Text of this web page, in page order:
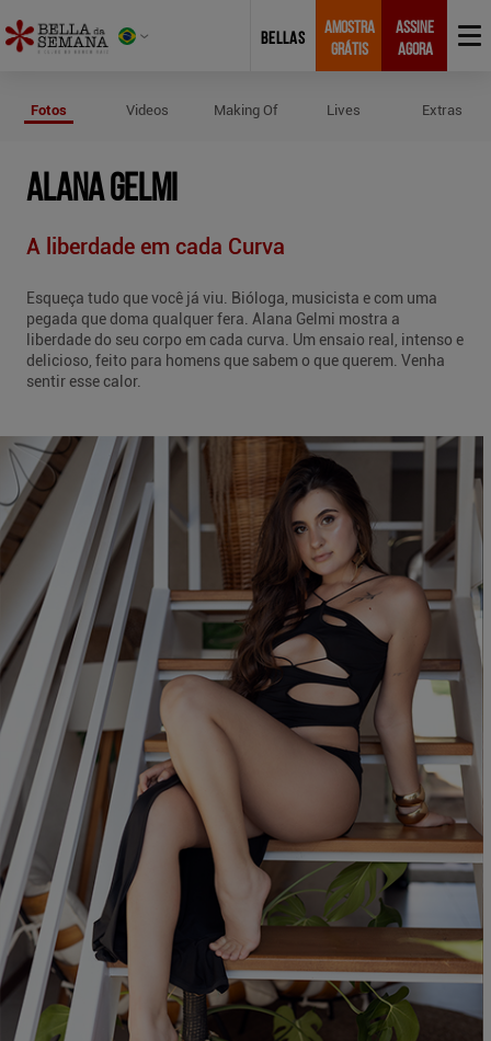
BELLAS
AMOSTRA
GRÁTIS
ASSINE
AGORA
Fotos Videos Making Of Lives Extras
ALANA GELMI
A liberdade em cada Curva
Esqueça tudo que você já viu. Bióloga, musicista e com uma
pegada que doma qualquer fera. Alana Gelmi mostra a
liberdade do seu corpo em cada curva. Um ensaio real, intenso e
delicioso, feito para homens que sabem o que querem. Venha
sentir esse calor.